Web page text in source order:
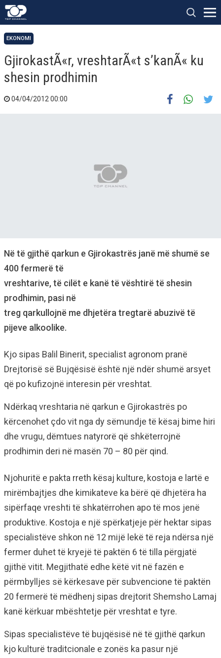
EKONOMI
GjirokastÃ«r, vreshtarÃ«t s’kanÃ« ku
shesin prodhimin
04/04/2012 00:00
Në të gjithë qarkun e Gjirokastrës janë më shumë se
400 fermerë të
vreshtarive, të cilët e kanë të vështirë të shesin
prodhimin, pasi në
treg qarkullojnë me dhjetëra tregtarë abuzivë të
pijeve alkoolike.
Kjo sipas Balil Binerit, specialist agronom pranë
Drejtorisë së Bujqësisë është një ndër shumë arsyet
që po kufizojnë interesin për vreshtat.
Ndërkaq vreshtaria në qarkun e Gjirokastrës po
kërcenohet çdo vit nga dy sëmundje të kësaj bime hiri
dhe vrugu, dëmtues natyrorë që shkëterrojnë
prodhimin deri në masën 70 – 80 për qind.
Njohuritë e pakta rreth kësaj kulture, kostoja e lartë e
mirëmbajtjes dhe kimikateve ka bërë që dhjetëra ha
sipërfaqe vreshti të shkatërrohen apo të mos jenë
produktive. Kostoja e një spërkatjeje për hektar sipas
specialistëve shkon në 12 mijë lekë të reja ndërsa një
fermer duhet të kryejë të paktën 6 të tilla përgjatë
gjithë vitit. Megjithatë edhe këtë vit në fazën e
përmbylljes së kërkesave për subvencione të paktën
20 fermerë të mëdhenj sipas drejtorit Shemsho Lamaj
kanë kërkuar mbështetje për vreshtat e tyre.
Sipas specialistëve të bujqësisë në të gjithë qarkun
kjo kulturë traditcionale e zonës ka pasur një